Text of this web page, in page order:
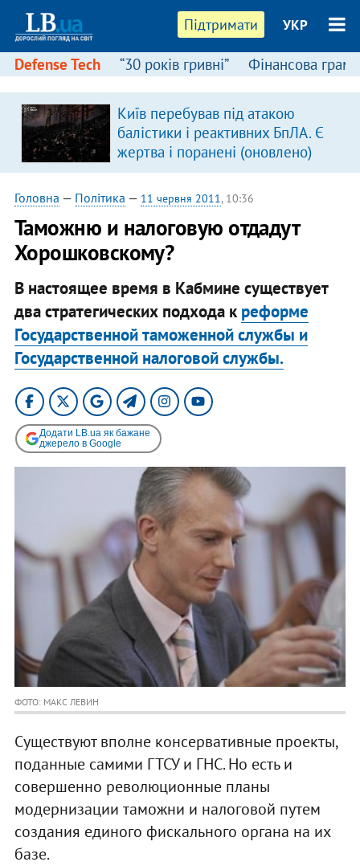
Підтримати УКР
Defense Tech “30 років гривні” Фінансова
Київ перебував під атакою
балістики і реактивних БпЛА. Є
жертва і поранені (оновлено)
Головна — Політика — 11 червня 2011, 10:36
Таможню и налоговую отдадут
Хорошковскому?
В настоящее время в Кабмине существует
два стратегических подхода креформе
Государственной таможенной службы и
Государственной налоговой службы.
Додати LB.ua як бажане
джерело в Google
ФОТО: МАКС ЛЕВИН
Существуют вполне консервативные проекты,
поданные самими ГТСУ и ГНС. Но есть и
совершенно революционные планы
модернизации таможни и налоговой путем
создания единого фискального органа на их
базе.